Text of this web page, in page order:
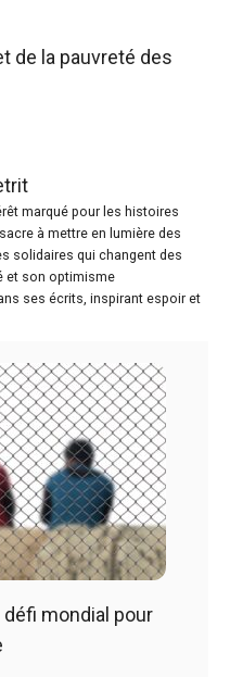
de la pauvreté des
marqué pour les histoires
à mettre en lumière des
solidaires qui changent des
et son optimisme
ses écrits, inspirant espoir et
mondial pour